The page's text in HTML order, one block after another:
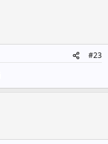
#23